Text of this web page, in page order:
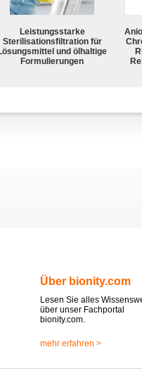
Leistungsstarke
Sterilisationsfiltration für
und ölhaltige
Formulierungen
Über bionity.com
Lesen Sie alles
über unser Fachportal
bionity.com.
mehr erfahren >